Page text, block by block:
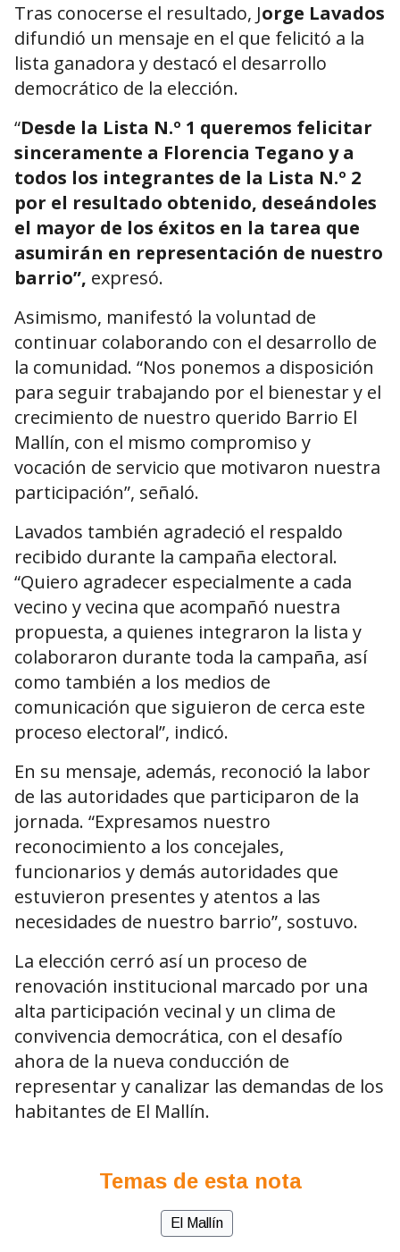
Tras conocerse el resultado, Jorge Lavados
difundió un mensaje en el que felicitó a la
lista ganadora y destacó el desarrollo
democrático de la elección.
“Desde la Lista N.º 1 queremos felicitar
sinceramente a Florencia Tegano y a
todos los integrantes de la Lista N.º 2
por el resultado obtenido, deseándoles
el mayor de los éxitos en la tarea que
asumirán en representación de nuestro
barrio”, expresó.
Asimismo, manifestó la voluntad de
continuar colaborando con el desarrollo de
la comunidad. “Nos ponemos a disposición
para seguir trabajando por el bienestar y el
crecimiento de nuestro querido Barrio El
Mallín, con el mismo compromiso y
vocación de servicio que motivaron nuestra
participación”, señaló.
Lavados también agradeció el respaldo
recibido durante la campaña electoral.
“Quiero agradecer especialmente a cada
vecino y vecina que acompañó nuestra
propuesta, a quienes integraron la lista y
colaboraron durante toda la campaña, así
como también a los medios de
comunicación que siguieron de cerca este
proceso electoral”, indicó.
En su mensaje, además, reconoció la labor
de las autoridades que participaron de la
jornada. “Expresamos nuestro
reconocimiento a los concejales,
funcionarios y demás autoridades que
estuvieron presentes y atentos a las
necesidades de nuestro barrio”, sostuvo.
La elección cerró así un proceso de
renovación institucional marcado por una
alta participación vecinal y un clima de
convivencia democrática, con el desafío
ahora de la nueva conducción de
representar y canalizar las demandas de los
habitantes de El Mallín.
Temas de esta nota
El Mallín